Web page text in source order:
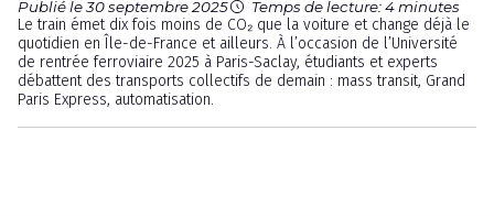
Publié le 30 septembre 2025 Temps de lecture: 4 minutes
Le train émet dix fois moins de CO₂ que la voiture et change déjà le
quotidien en Île-de-France et ailleurs. À l’occasion de l’Université
de rentrée ferroviaire 2025 à Paris-Saclay, étudiants et experts
débattent des transports collectifs de demain : mass transit, Grand
Paris Express, automatisation.